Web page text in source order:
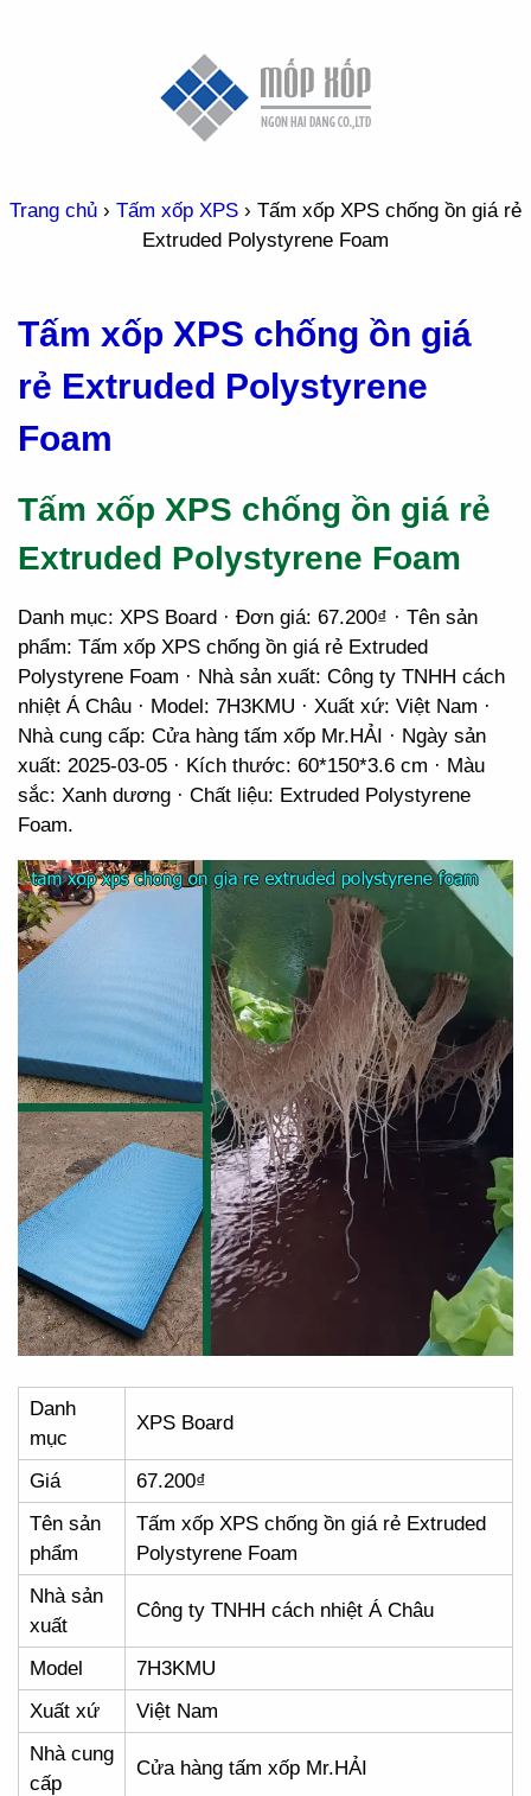
Trang chủ › Tấm xốp XPS › Tấm xốp XPS chống ồn giá rẻ
Extruded Polystyrene Foam
Tấm xốp XPS chống ồn giá
rẻ Extruded Polystyrene
Foam
Tấm xốp XPS chống ồn giá rẻ
Extruded Polystyrene Foam
Danh mục: XPS Board · Đơn giá: 67.200₫ · Tên sản
phẩm: Tấm xốp XPS chống ồn giá rẻ Extruded
Polystyrene Foam · Nhà sản xuất: Công ty TNHH cách
nhiệt Á Châu · Model: 7H3KMU · Xuất xứ: Việt Nam ·
Nhà cung cấp: Cửa hàng tấm xốp Mr.HẢI · Ngày sản
xuất: 2025-03-05 · Kích thước: 60*150*3.6 cm · Màu
sắc: Xanh dương · Chất liệu: Extruded Polystyrene
Foam.
Danh
mục
XPS Board
Giá
67.200₫
Tên sản
phẩm
Tấm xốp XPS chống ồn giá rẻ Extruded
Polystyrene Foam
Nhà sản
xuất
Công ty TNHH cách nhiệt Á Châu
Model
7H3KMU
Xuất xứ
Việt Nam
Nhà cung
cấp
Cửa hàng tấm xốp Mr.HẢI